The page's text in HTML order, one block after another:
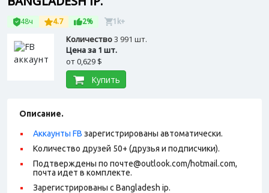
48ч 4.7 2% 1k+
Количество3 991 шт.
Цена за 1 шт.
от0,629 $
Купить
Описание.
Аккаунты FB зарегистрированы автоматически.
Количество друзей 50+ (друзья и подписчики).
Подтверждены по почте@outlook.com/hotmail.com,
почта идет в комплекте.
Зарегистрированы с Bangladesh ip.